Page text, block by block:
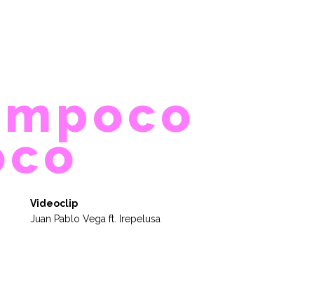
Videoclip
Juan Pablo Vega ft. Irepelusa